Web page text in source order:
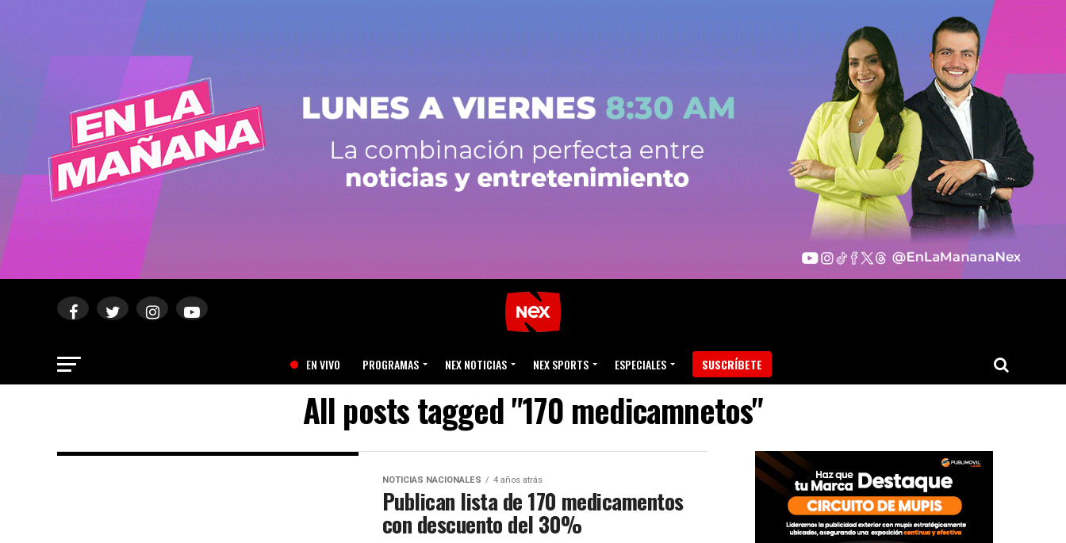
EN VIVO PROGRAMAS NEX NOTICIAS NEX SPORTS ESPECIALES SUSCRÍBETE
All posts tagged "170 medicamnetos"
NOTICIAS NACIONALES 4 años atrás
Publican lista de 170 medicamentos
con descuento del 30%